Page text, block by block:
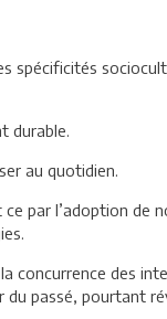
spécificités
durable.
au quotidien.
par l’adoption de
concurrence des
du passé, pourtant